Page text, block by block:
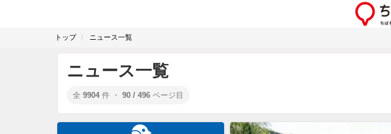
トップ ニュース一覧
ニュース一覧
全 9904 件 ・ 90 / 496 ページ目